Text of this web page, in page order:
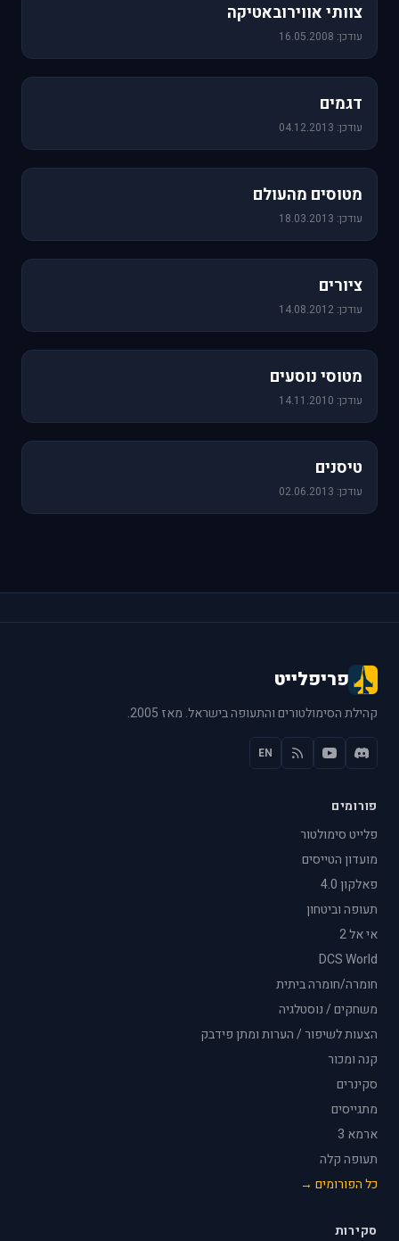
צוותי אווירובאטיקה
עודכן: 16.05.2008
דגמים
עודכן: 04.12.2013
מטוסים מהעולם
עודכן: 18.03.2013
ציורים
עודכן: 14.08.2012
מטוסי נוסעים
עודכן: 14.11.2010
טיסנים
עודכן: 02.06.2013
פריפלייט
קהילת הסימולטורים והתעופה בישראל. מאז 2005.
EN
פורומים
פלייט סימולטור
מועדון הטייסים
פאלקון 4.0
תעופה וביטחון
אי אל 2
DCS World
חומרה/חומרה ביתית
משחקים / נוסטלגיה
הצעות לשיפור / הערות ומתן פידבק
קנה ומכור
סקינרים
מתגייסים
ארמא 3
תעופה קלה
כל הפורומים →
סקירות